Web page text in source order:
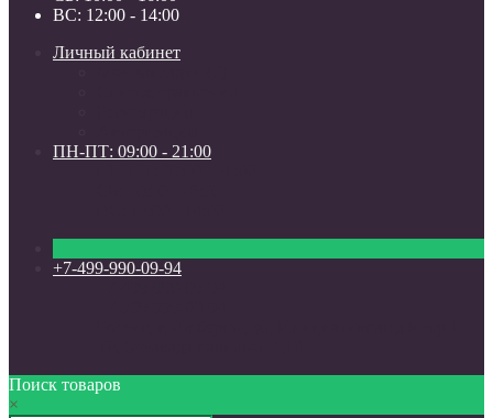
ВС: 12:00 - 14:00
Личный кабинет
ПН-ПТ: 09:00 - 21:00
+7-499-990-09-94
Поиск товаров
×